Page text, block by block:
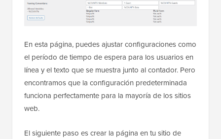
En esta página, puedes ajustar configuraciones como
el período de tiempo de espera para los usuarios en
línea y el texto que se muestra junto al contador. Pero
encontramos que la configuración predeterminada
funciona perfectamente para la mayoría de los sitios
web.
El siguiente paso es crear la página en tu sitio de